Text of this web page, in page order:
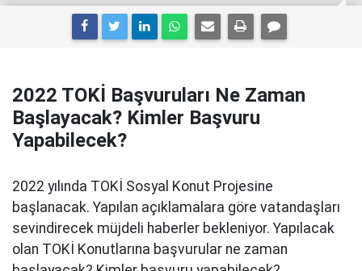
2022 TOKİ Başvuruları Ne Zaman
Başlayacak? Kimler Başvuru
Yapabilecek?
2022 yılında TOKİ Sosyal Konut Projesine
başlanacak. Yapılan açıklamalara göre vatandaşları
sevindirecek müjdeli haberler bekleniyor. Yapılacak
olan TOKİ Konutlarına başvurular ne zaman